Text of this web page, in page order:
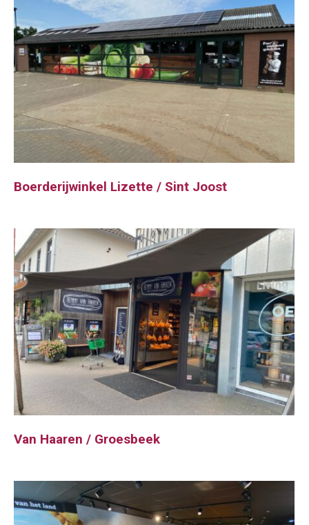
Boerderijwinkel Lizette / Sint Joost
Van Haaren / Groesbeek